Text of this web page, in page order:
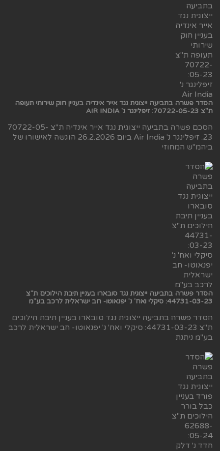
הסדר פשרה בתביעה ייצוגית נגד אייר אינדיה בעניין חוק שירותי תעופה
ת"צ 70722-05-23: זיפלינגר נ' AIR INDIA
הסכם פשרה בתביעה ייצוגית נגד אייר אינדיה ת"צ 70722-05-
23: זיפלינגר נ' Air India ביום 26.2.2026 הוגשה לאישורו של
ביהמ"ש המחוזי
הסדר פשרה בתביעה ייצוגית נגד סובארו בעניין תיבת הילוכים ת"צ
44731-03-23: סיקלי ואח' נ' יפנאוטו- חב ישראלית לרכב בע"מ
הסדר פשרה בתביעה ייצוגית נגד סובארו בעניין תיבת הילוכים
ת"צ 44731-03-23: סיקלי ואח' נ' יפנאוטו- חב ישראלית לרכב
בע"מ ניתנת